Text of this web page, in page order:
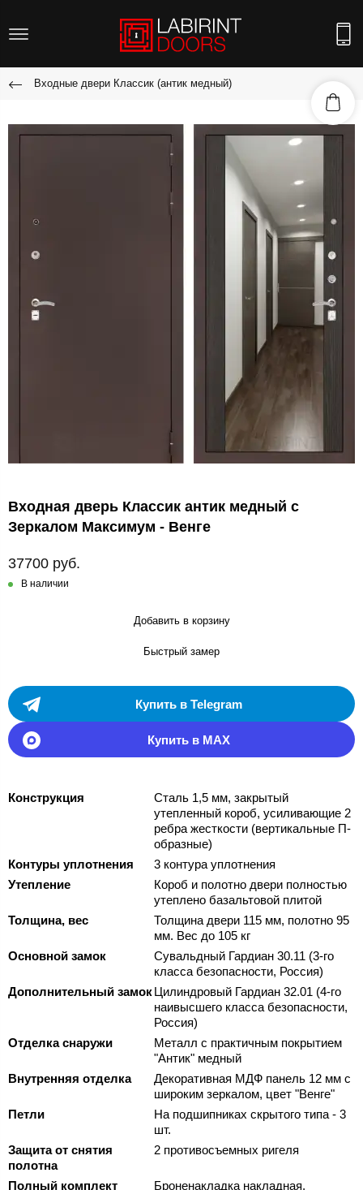
Входные двери Классик (антик медный)
Входная дверь Классик антик медный с
Зеркалом Максимум - Венге
37700 руб.
В наличии
Добавить в корзину
Быстрый замер
Купить в Telegram
Купить в MAX
Конструкция
Сталь 1,5 мм, закрытый
утепленный короб, усиливающие 2
ребра жесткости (вертикальные П-
образные)
Контуры уплотнения
3 контура уплотнения
Утепление
Короб и полотно двери полностью
утеплено базальтовой плитой
Толщина, вес
Толщина двери 115 мм, полотно 95
мм. Вес до 105 кг
Основной замок
Сувальдный Гардиан 30.11 (3-го
класса безопасности, Россия)
Дополнительный замокЦилиндровый Гардиан 32.01 (4-го
наивысшего класса безопасности,
Россия)
Отделка снаружи
Металл с практичным покрытием
"Антик" медный
Внутренняя отделка
Декоративная МДФ панель 12 мм с
широким зеркалом, цвет "Венге"
Петли
На подшипниках скрытого типа - 3
шт.
Защита от снятия
полотна
2 противосъемных ригеля
Полный комплект
Броненакладка накладная,